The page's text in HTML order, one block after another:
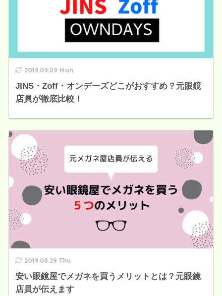
2019.09.09 Mon
JINS・Zoff・オンデーズどこがおすすめ？元眼鏡
店員が徹底比較！
2019.08.29 Thu
安い眼鏡屋でメガネを買うメリットとは？元眼鏡
店員が伝えます